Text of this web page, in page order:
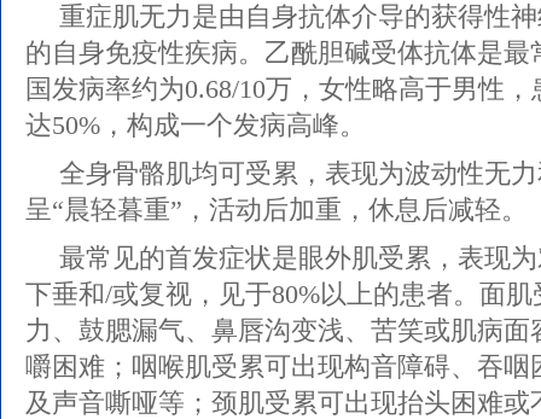
重症肌无力是由自身抗体介导的获得性
的自身免疫性疾病。乙酰胆碱受体抗体是
国发病率约为0.68/10万，女性略高于男性
达50%，构成一个发病高峰。
全身骨骼肌均可受累，表现为波动性无
呈“晨轻暮重”，活动后加重，休息后减轻。
最常见的首发症状是眼外肌受累，表现
下垂和/或复视，见于80%以上的患者。面
力、鼓腮漏气、鼻唇沟变浅、苦笑或肌病
嚼困难；咽喉肌受累可出现构音障碍、吞
及声音嘶哑等；颈肌受累可出现抬头困难